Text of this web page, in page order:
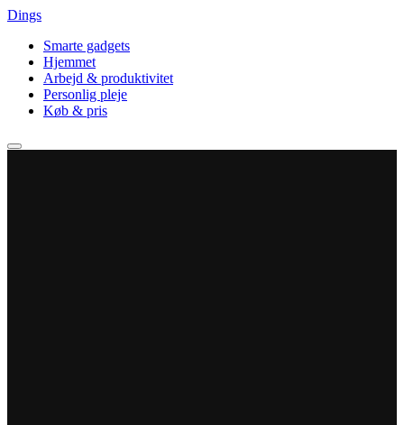
Dings
Smarte gadgets
Hjemmet
Arbejd & produktivitet
Personlig pleje
Køb & pris